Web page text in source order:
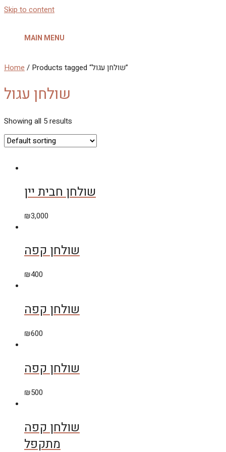
Skip to content
MAIN MENU
Home / Products tagged “שולחן עגול”
שולחן עגול
Showing all 5 results
שולחן חבית יין
₪3,000
שולחן קפה
₪400
שולחן קפה
₪600
שולחן קפה
₪500
שולחן קפה
מתקפל